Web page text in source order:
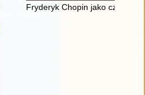
Chopina. Próba analizy
Fryderyk Chopin jako człowiek